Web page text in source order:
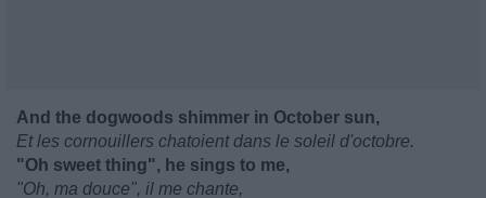
And the dogwoods shimmer in October sun,
Et les cornouillers chatoient dans le soleil d'octobre.
"Oh sweet thing", he sings to me,
"Oh, ma douce", il me chante,